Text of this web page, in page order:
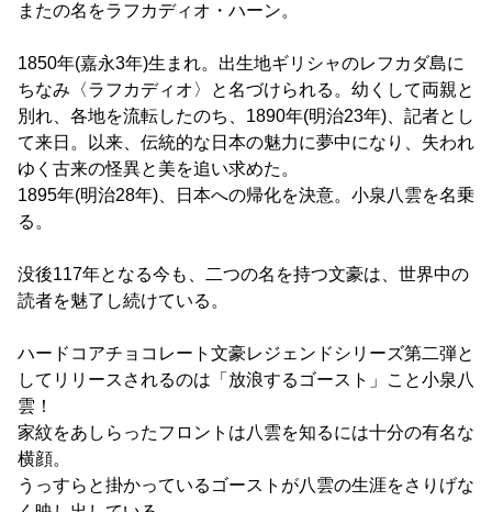
またの名をラフカディオ・ハーン。
1850年(嘉永3年)生まれ。出生地ギリシャのレフカダ島に
ちなみ〈ラフカディオ〉と名づけられる。幼くして両親と
別れ、各地を流転したのち、1890年(明治23年)、記者とし
て来日。以来、伝統的な日本の魅力に夢中になり、失われ
ゆく古来の怪異と美を追い求めた。
1895年(明治28年)、日本への帰化を決意。小泉八雲を名乗
る。
没後117年となる今も、二つの名を持つ文豪は、世界中の
読者を魅了し続けている。
ハードコアチョコレート文豪レジェンドシリーズ第二弾と
してリリースされるのは「放浪するゴースト」こと小泉八
雲！
家紋をあしらったフロントは八雲を知るには十分の有名な
横顔。
うっすらと掛かっているゴーストが八雲の生涯をさりげな